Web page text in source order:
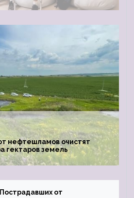
нефтешламов очистят
гектаров земель
Пострадавших от